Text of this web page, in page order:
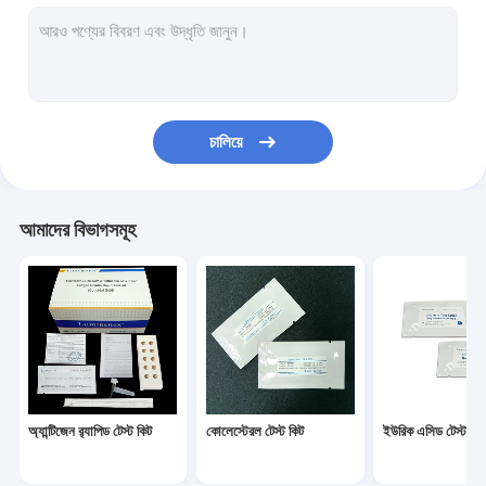
Infectious Disease Test Kit
Kidney Function Test Kit
POC Testing Device
Rapid Test Reagent
ল্যাবরেটরি ভোগ্যপণ্য
চালিয়ে
আমাদের বিভাগসমূহ
অ্যান্টিজেন র‌্যাপিড টেস্ট কিট কোলেস্টেরল টেস্ট কিট ইউরিক এসিড টেস্ট কিট